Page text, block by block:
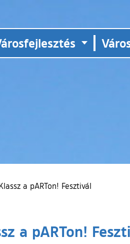
a pARTon! Fesztivál
a pARTon!